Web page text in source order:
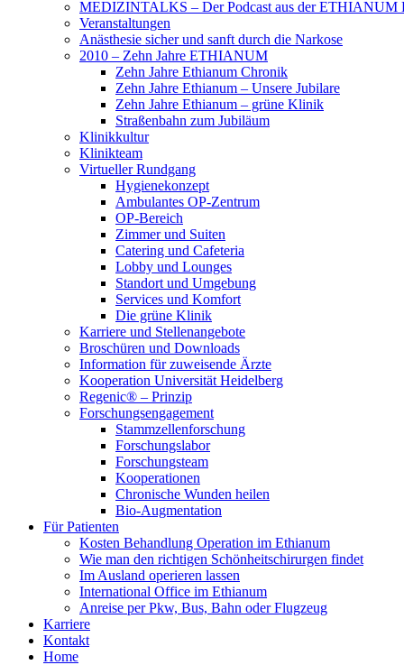
MEDIZINTALKS – Der Podcast aus der ETHIANUM
Veranstaltungen
Anästhesie sicher und sanft durch die Narkose
2010 – Zehn Jahre ETHIANUM
Zehn Jahre Ethianum Chronik
Zehn Jahre Ethianum – Unsere Jubilare
Zehn Jahre Ethianum – grüne Klinik
Straßenbahn zum Jubiläum
Klinikkultur
Klinikteam
Virtueller Rundgang
Hygienekonzept
Ambulantes OP-Zentrum
OP-Bereich
Zimmer und Suiten
Catering und Cafeteria
Lobby und Lounges
Standort und Umgebung
Services und Komfort
Die grüne Klinik
Karriere und Stellenangebote
Broschüren und Downloads
Information für zuweisende Ärzte
Kooperation Universität Heidelberg
Regenic® – Prinzip
Forschungsengagement
Stammzellenforschung
Forschungslabor
Forschungsteam
Kooperationen
Chronische Wunden heilen
Bio-Augmentation
Für Patienten
Kosten Behandlung Operation im Ethianum
Wie man den richtigen Schönheitschirurgen findet
Im Ausland operieren lassen
International Office im Ethianum
Anreise per Pkw, Bus, Bahn oder Flugzeug
Karriere
Kontakt
Home